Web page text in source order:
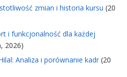
zmian i historia kursu (20
i funkcjonalność dla każdej
2026)
Analiza i porównanie kadr (20